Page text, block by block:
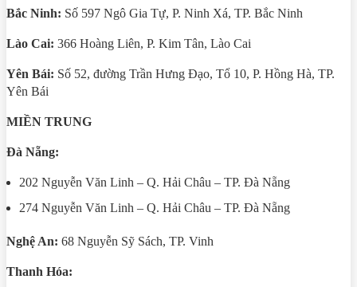
Bắc Ninh: Số 597 Ngô Gia Tự, P. Ninh Xá, TP. Bắc Ninh
Lào Cai: 366 Hoàng Liên, P. Kim Tân, Lào Cai
Yên Bái: Số 52, đường Trần Hưng Đạo, Tổ 10, P. Hồng Hà, TP.
Yên Bái
MIỀN TRUNG
Đà Nẵng:
202 Nguyễn Văn Linh – Q. Hải Châu – TP. Đà Nẵng
274 Nguyễn Văn Linh – Q. Hải Châu – TP. Đà Nẵng
Nghệ An: 68 Nguyễn Sỹ Sách, TP. Vinh
Thanh Hóa: